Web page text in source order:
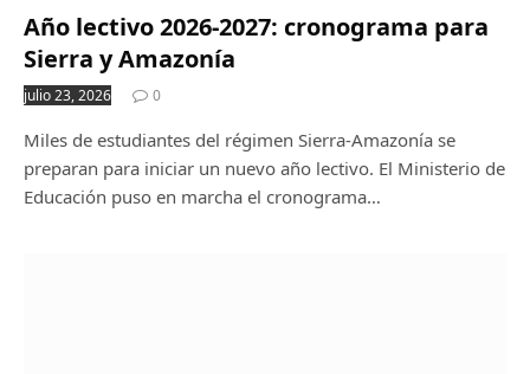
Año lectivo 2026-2027: cronograma para
Sierra y Amazonía
julio 23, 2026 0
Miles de estudiantes del régimen Sierra-Amazonía se
preparan para iniciar un nuevo año lectivo. El Ministerio de
Educación puso en marcha el cronograma…